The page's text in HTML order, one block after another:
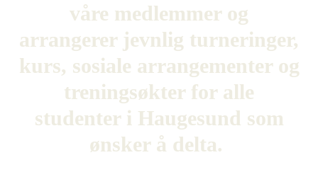
våre medlemmer og
arrangerer jevnlig turneringer,
kurs, sosiale arrangementer og
treningsøkter for alle
studenter i Haugesund som
ønsker å delta.